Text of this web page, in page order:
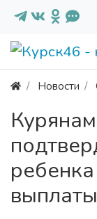
Новости
выплаты